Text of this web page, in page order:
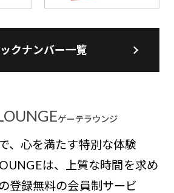
クナンバー一覧
ゲーテラウンジ
、心を満たす特別な体験
は、上質な時間を求め
登録無料の会員制サービ